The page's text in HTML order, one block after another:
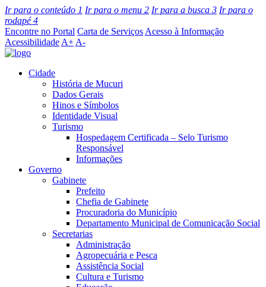
Ir para o conteúdo 1 Ir para o menu 2 Ir para a busca 3 Ir para o
rodapé4
Encontre no Portal Carta de Serviços Acesso à Informação
Acessibilidade A+ A-
Cidade
História de Mucuri
Dados Gerais
Hinos e Símbolos
Identidade Visual
Turismo
Hospedagem Certificada – Selo Turismo
Responsável
Informações
Governo
Gabinete
Prefeito
Chefia de Gabinete
Procuradoria do Município
Departamento Municipal de Comunicação Social
Secretarias
Administração
Agropecuária e Pesca
Assistência Social
Cultura e Turismo